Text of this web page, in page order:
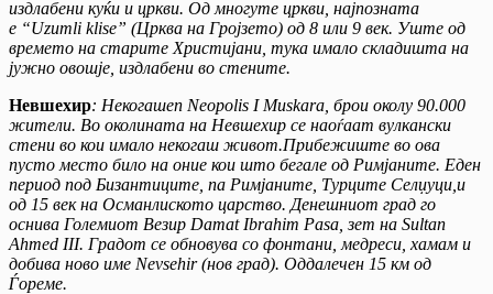
издлабени куќи и цркви. Од многуте цркви, најпозната
е “Uzumli klise” (Црква на Гројзето) од 8 или 9 век. Уште од
времето на старите Христијани, тука имало складишта на
јужно овошје, издлабени во стените.
Невшехир: Некогашen Neopolis I Muskara, брои околу 90.000
жители. Во околината на Невшехир се наоѓаат вулкански
стени во кои имало некогаш живот.Прибежиште во ова
пусто место било на оние кои што бегале од Римјаните. Еден
период под Бизантиците, па Римјаните, Турците Селџуци,и
од 15 век на Османлиското царство. Денешниот град го
оснива Големиот Везир Damat Ibrahim Pasa, зет на Sultan
Ahmed III. Градот се обновува со фонтани, медреси, хамам и
добива ново име Nevsehir (нов град). Оддалечен 15 км од
Ѓореме.